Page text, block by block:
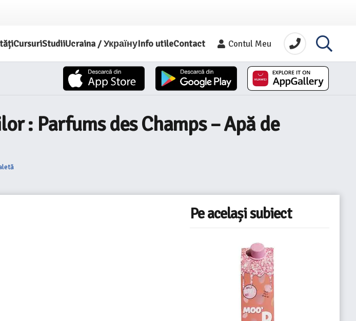
CursuriStudiiUcraina / УкраїнуInfo utileContact Contul Meu
: Parfums des Champs – Apă de
Pe același subiect